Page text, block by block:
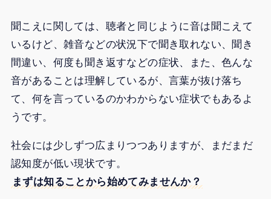
聞こえに関しては、聴者と同じように音は聞こえて
いるけど、雑音などの状況下で聞き取れない、聞き
間違い、何度も聞き返すなどの症状、また、色んな
音があることは理解しているが、言葉が抜け落ち
て、何を言っているのかわからない症状でもあるよ
うです。
社会には少しずつ広まりつつありますが、まだまだ
認知度が低い現状です。
まずは知ることから始めてみませんか？